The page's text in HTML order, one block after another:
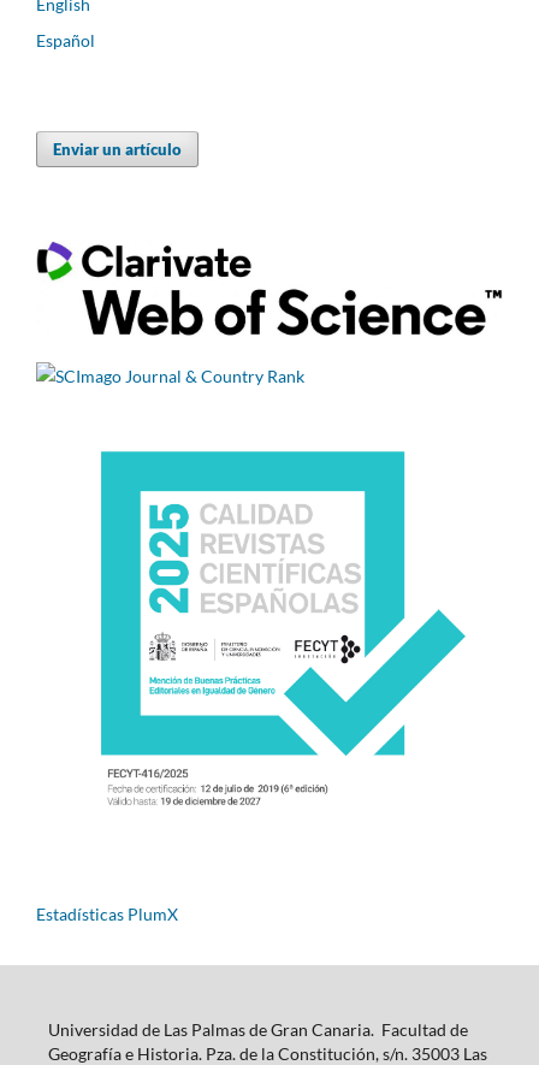
Español
Enviar un artículo
Estadísticas PlumX
Universidad de Las Palmas de Gran Canaria. Facultad de
Geografía e Historia. Pza. de la Constitución, s/n. 35003 Las